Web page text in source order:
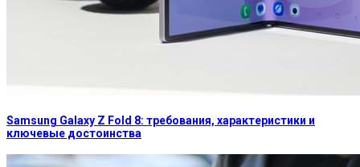
Samsung Galaxy Z Fold 8: требования, характеристики и
ключевые достоинства